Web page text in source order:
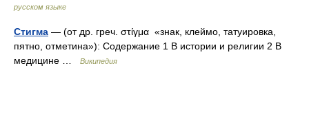
русском языке
Стигма — (от др. греч. στίγμα «знак, клеймо, татуировка,
пятно, отметина»): Содержание 1 В истории и религии 2 В
медицине …
Википедия